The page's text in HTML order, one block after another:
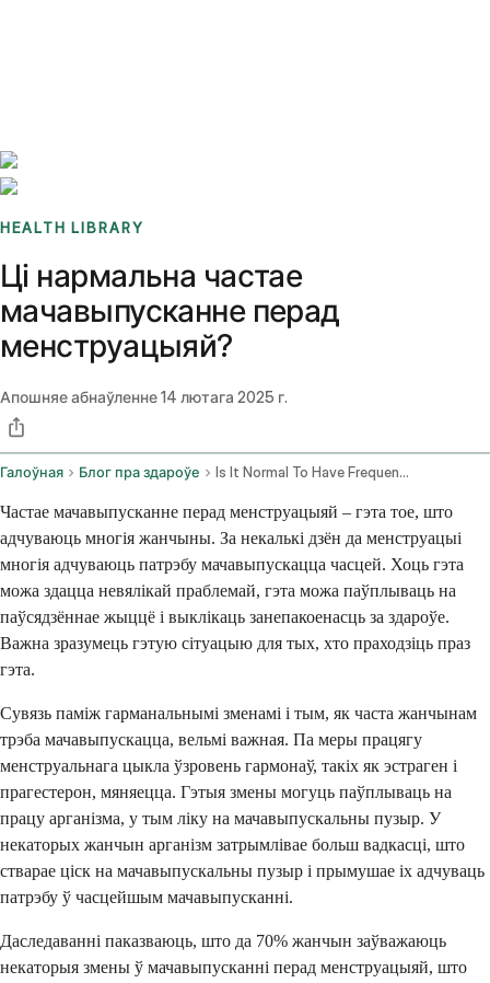
HEALTH LIBRARY
Ці нармальна частае
мачавыпусканне перад
менструацыяй?
Апошняе абнаўленне14 лютага 2025 г.
Галоўная Блог пра здароўе Is It Normal To Have Frequent Urination Before Period
Частае мачавыпусканне перад менструацыяй – гэта тое, што
адчуваюць многія жанчыны. За некалькі дзён да менструацыі
многія адчуваюць патрэбу мачавыпускацца часцей. Хоць гэта
можа здацца невялікай праблемай, гэта можа паўплываць на
паўсядзённае жыццё і выклікаць занепакоенасць за здароўе.
Важна зразумець гэтую сітуацыю для тых, хто праходзіць праз
гэта.
Сувязь паміж гарманальнымі зменамі і тым, як часта жанчынам
трэба мачавыпускацца, вельмі важная. Па меры працягу
менструальнага цыкла ўзровень гармонаў, такіх як эстраген і
прагестерон, мяняецца. Гэтыя змены могуць паўплываць на
працу арганізма, у тым ліку на мачавыпускальны пузыр. У
некаторых жанчын арганізм затрымлівае больш вадкасці, што
стварае ціск на мачавыпускальны пузыр і прымушае іх адчуваць
патрэбу ў часцейшым мачавыпусканні.
Даследаванні паказваюць, што да 70% жанчын заўважаюць
некаторыя змены ў мачавыпусканні перад менструацыяй, што